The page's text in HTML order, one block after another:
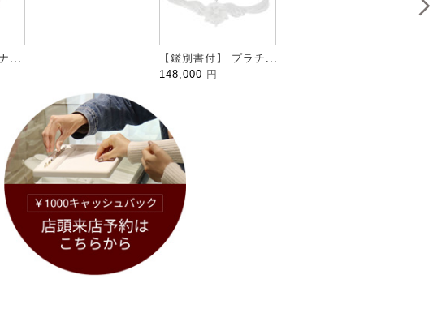
...
【鑑別書付】 プラチ...
148,000 円